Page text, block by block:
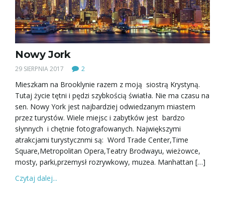
Nowy Jork
29 SIERPNIA 2017 2
Mieszkam na Brooklynie razem z moją siostrą Krystyną.
Tutaj życie tętni i pędzi szybkością światła. Nie ma czasu na
sen. Nowy York jest najbardziej odwiedzanym miastem
przez turystów. Wiele miejsc i zabytków jest bardzo
słynnych i chętnie fotografowanych. Największymi
atrakcjami turystycznmi są: Word Trade Center,Time
Square,Metropolitan Opera,Teatry Brodwayu, wieżowce,
mosty, parki,przemysł rozrywkowy, muzea. Manhattan […]
Czytaj dalej...